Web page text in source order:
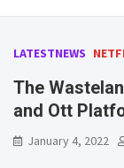
LATESTNEWS
The
and Ott
January 4, 2022